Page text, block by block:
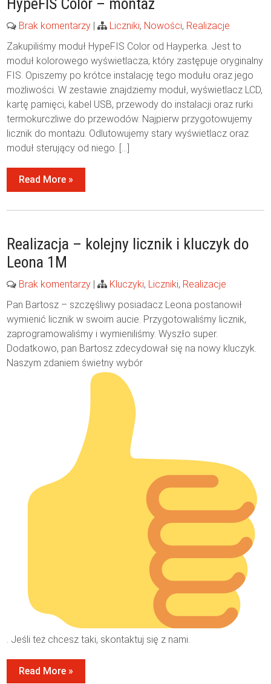
HypeFIS Color – montaż
Brak komentarzy | Liczniki, Nowości, Realizacje
Zakupiliśmy moduł HypeFIS Color od Hayperka. Jest to
moduł kolorowego wyświetlacza, który zastępuje oryginalny
FIS. Opiszemy po krótce instalację tego modułu oraz jego
możliwości. W zestawie znajdziemy moduł, wyświetlacz LCD,
kartę pamięci, kabel USB, przewody do instalacji oraz rurki
termokurczliwe do przewodów. Najpierw przygotowujemy
licznik do montażu. Odlutowujemy stary wyświetlacz oraz
moduł sterujący od niego. […]
Read More »
Realizacja – kolejny licznik i kluczyk do
Leona 1M
Brak komentarzy | Kluczyki, Liczniki, Realizacje
Pan Bartosz – szczęśliwy posiadacz Leona postanowił
wymienić licznik w swoim aucie. Przygotowaliśmy licznik,
zaprogramowaliśmy i wymieniliśmy. Wyszło super.
Dodatkowo, pan Bartosz zdecydował się na nowy kluczyk.
Naszym zdaniem świetny wybór
. Jeśli też chcesz taki, skontaktuj się z nami.
Read More »